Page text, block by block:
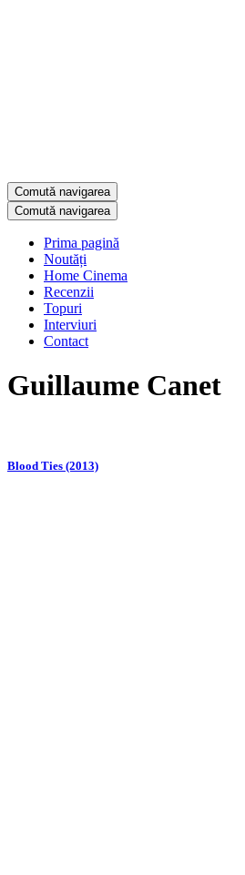
Comută navigarea
Comută navigarea
Prima pagină
Noutăți
Home Cinema
Recenzii
Topuri
Interviuri
Contact
Guillaume Canet
Blood Ties (2013)